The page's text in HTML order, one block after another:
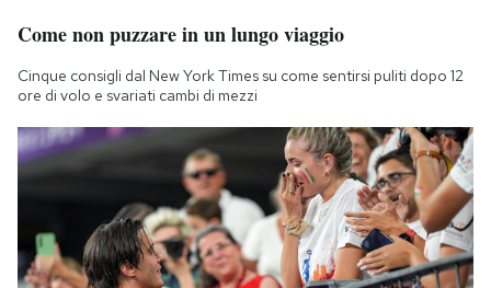
Come non puzzare in un lungo viaggio
Cinque consigli dal New York Times su come sentirsi puliti dopo 12
ore di volo e svariati cambi di mezzi